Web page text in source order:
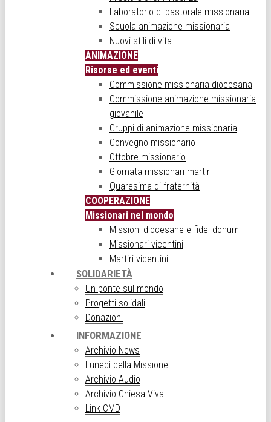
Laboratorio di pastorale missionaria
Scuola animazione missionaria
Nuovi stili di vita
ANIMAZIONE
Risorse ed eventi
Commissione missionaria diocesana
Commissione animazione missionaria
giovanile
Gruppi di animazione missionaria
Convegno missionario
Ottobre missionario
Giornata missionari martiri
Quaresima di fraternità
COOPERAZIONE
Missionari nel mondo
Missioni diocesane e fidei donum
Missionari vicentini
Martiri vicentini
SOLIDARIETÀ
Un ponte sul mondo
Progetti solidali
Donazioni
INFORMAZIONE
Archivio News
Lunedì della Missione
Archivio Audio
Archivio Chiesa Viva
Link CMD